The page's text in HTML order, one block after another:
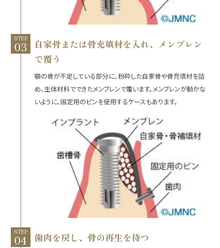
STEP
自家骨または骨充填材を入れ、メンブレン
で覆う
顎の骨が不足している部分に、粉砕した自家骨や骨充填材を詰
め、生体材料でできたメンブレンで覆います。メンブレンが動かな
いように、固定用のピンを使用するケースもあります。
STEP 歯肉を戻し、骨の再生を待つ